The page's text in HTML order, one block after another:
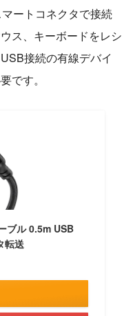
ートコネクタで接続
ス、キーボードをレシ
接続の有線デバイ
です。
ブル 0.5m USB
転送